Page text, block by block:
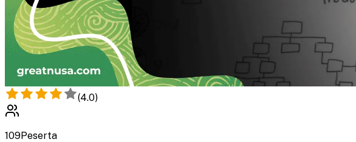
(4.0)
109Peserta